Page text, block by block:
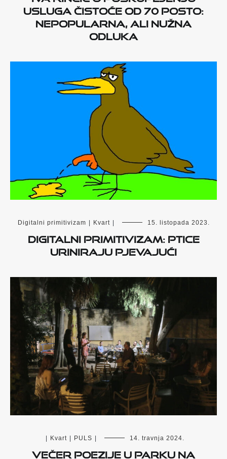
USLUGA ČISTOĆE OD 70 POSTO:
NEPOPULARNA, ALI NUŽNA
ODLUKA
Digitalni primitivizam Kvart 15. listopada 2023.
DIGITALNI PRIMITIVIZAM: PTICE
URINIRAJU PJEVAJUĆI
Kvart PULS 14. travnja 2024.
Večer poezije u parku na